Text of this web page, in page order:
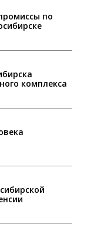
по
комплекса